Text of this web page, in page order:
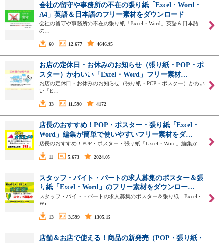
会社の留守や事務所の不在の張り紙「Excel・Word・
A4」英語＆日本語のフリー素材をダウンロード
会社の留守や事務所の不在の張り紙「Excel・Word」英語＆日本語
の…
60 12,677 4646.95
お店の定休日・お休みのお知らせ（張り紙・POP・ポ
スター）かわいい「Excel・Word」フリー素材…
お店の定休日・お休みのお知らせ（張り紙・POP・ポスター）かわい
い「E…
33 11,590 4172
店長のおすすめ！POP・ポスター・張り紙「Excel・
Word」編集が簡単で使いやすいフリー素材をダ…
店長のおすすめ！POP・ポスター・張り紙「Excel・Word」編集が…
11 5,673 2024.05
スタッフ・バイト・パートの求人募集のポスター＆張
り紙「Excel・Word」のフリー素材をダウンロー…
スタッフ・バイト・パートの求人募集のポスター＆張り紙「Excel・
Wo…
13 3,599 1305.15
店舗＆お店で使える！商品の新発売（POP・張り紙・